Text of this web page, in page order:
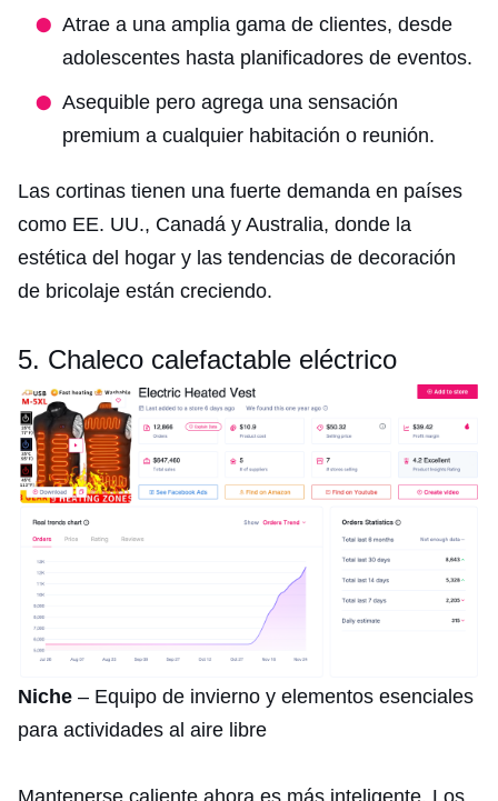
Atrae a una amplia gama de clientes, desde
adolescentes hasta planificadores de eventos.
Asequible pero agrega una sensación
premium a cualquier habitación o reunión.
Las cortinas tienen una fuerte demanda en países
como EE. UU., Canadá y Australia, donde la
estética del hogar y las tendencias de decoración
de bricolaje están creciendo.
5. Chaleco calefactable eléctrico
Niche – Equipo de invierno y elementos esenciales
para actividades al aire libre